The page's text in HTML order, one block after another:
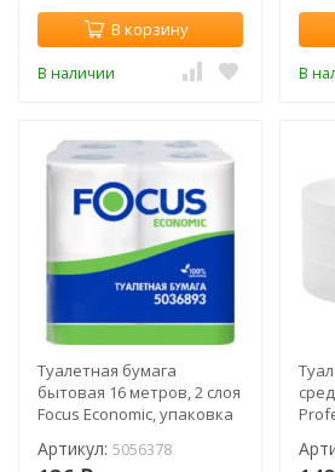
В корзину
В наличии В
Туалетная бумага
бытовая 16 метров, 2 слоя
Focus Economic, упаковка
Артикул: 5056378